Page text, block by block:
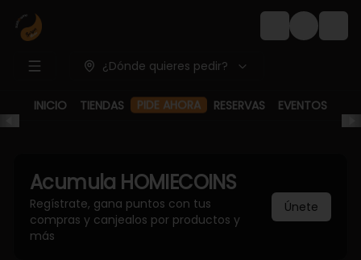
Login
¿Dónde quieres pedir?
INICIO TIENDAS
PIDE AHORA
RESERVAS EVENTOS
Acumula HOMIECOINS
Regístrate, gana puntos con tus
compras y canjealos por productos y
más
Únete